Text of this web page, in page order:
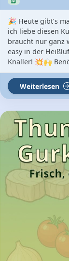
🎉 Heute gibt’s
ich liebe diesen
braucht nur ganz
easy in der
Knaller! 💥🙌
Weiterlesen